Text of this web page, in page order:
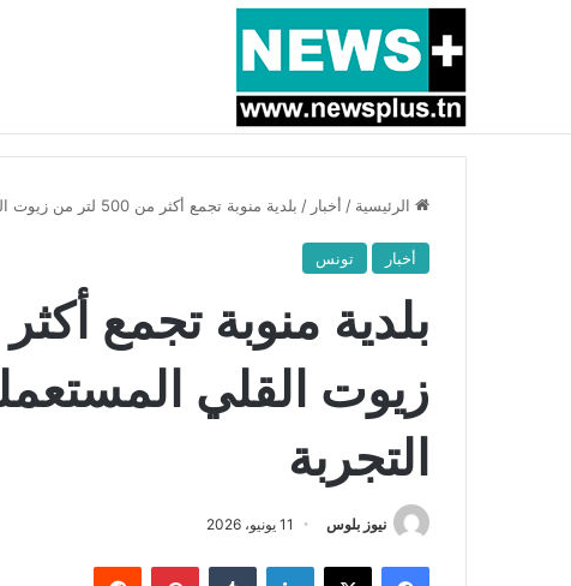
أخبار عاجلة بسبب المرزوقي وبتكليف من سعيّد: الخارجية تستدعي
الرئيسية / أخبار / بلدية منوبة تجمع أكثر من 500 لتر من زيوت القلي المستعملة وتستعد لتعميم التجربة
أخبار تونس
زيوت القلي
التجربة
نيوز بلوس 11 يونيو، 2026
فيسبوك X لينكدإن بينتيريست